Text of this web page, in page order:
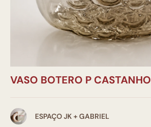
VASO BOTERO P CASTANHO
ESPAÇO JK + GABRIEL